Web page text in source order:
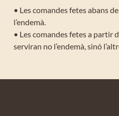
• Les comandes fetes abans
l’endemà.
• Les comandes fetes a partir
serviran no l’endemà, sinó